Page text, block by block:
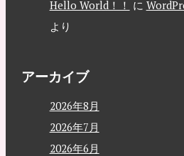
Hello World！！ に
より
アーカイブ
2026年8月
2026年7月
2026年6月